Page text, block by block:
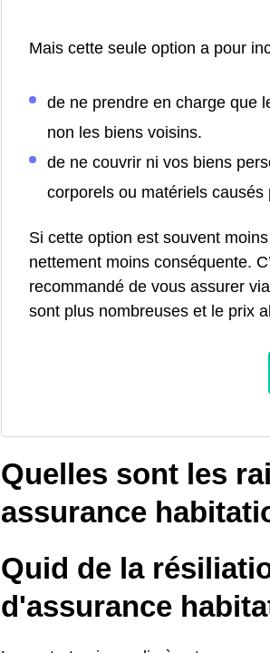
Mais cette seule option a pour
de ne prendre en charge que
non les biens voisins.
de ne couvrir ni vos biens
corporels ou matériels causés
Si cette option est souvent
nettement moins conséquente.
recommandé de vous assurer
sont plus nombreuses et le prix
Quelles sont les
assurance
Quid de la
d'assurance